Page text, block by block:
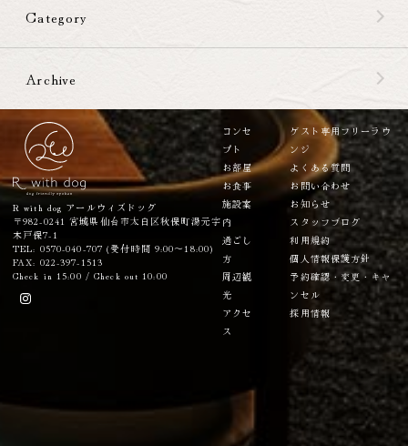
Category
Archive
R with dog アールウィズドッグ
〒982-0241 宮城県仙台市太白区秋保町湯元字
木戸保7-1
TEL: 0570-040-707 (受付時間 9:00～18:00)
FAX: 022-397-1513
Check in 15:00 / Check out 10:00
コンセ
プト
お部屋
お食事
施設案
内
過ごし
方
周辺観
光
アクセ
ス
ゲスト専用フリーラウ
ンジ
よくある質問
お問い合わせ
お知らせ
スタッフブログ
利用規約
個人情報保護方針
予約確認・変更・キャ
ンセル
採用情報